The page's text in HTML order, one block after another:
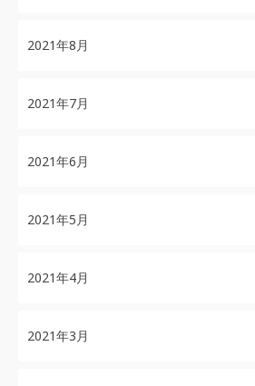
2021年8月
2021年7月
2021年6月
2021年5月
2021年4月
2021年3月